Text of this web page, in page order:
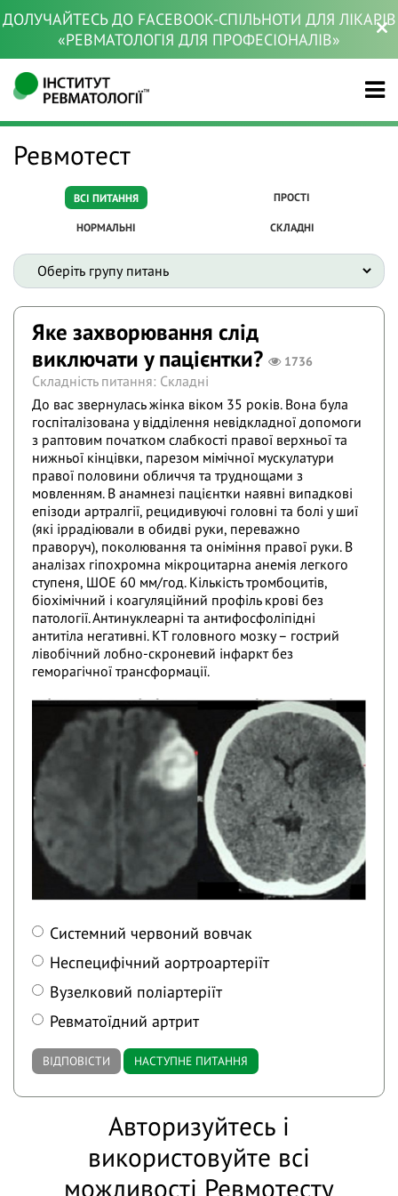
ДОЛУЧАЙТЕСЬ ДО FACEBOOK-СПІЛЬНОТИ ДЛЯ ЛІКАРІВ
«РЕВМАТОЛОГІЯ ДЛЯ ПРОФЕСІОНАЛІВ»
Ревмотест
ВСІ ПИТАННЯ ПРОСТІ
НОРМАЛЬНІ СКЛАДНІ
Яке захворювання слід
виключати у пацієнтки?
1736
Складність питання: Складні
До вас звернулась жінка віком 35 років. Вона була
госпіталізована у відділення невідкладної допомоги
з раптовим початком слабкості правої верхньої та
нижньої кінцівки, парезом мімічної мускулатури
правої половини обличчя та труднощами з
мовленням. В анамнезі пацієнтки наявні випадкові
епізоди артралгії, рецидивуючі головні та болі у шиї
(які іррадіювали в обидві руки, переважно
праворуч), поколювання та оніміння правої руки. В
аналізах гіпохромна мікроцитарна анемія легкого
ступеня, ШОЕ 60 мм/год. Кількість тромбоцитів,
біохімічний і коагуляційний профіль крові без
патології. Антинуклеарні та антифосфоліпідні
антитіла негативні. КТ головного мозку – гострий
лівобічний лобно-скроневий інфаркт без
геморагічної трансформації.
Системний червоний вовчак
Неспецифічний аортроартеріїт
Вузелковий поліартеріїт
Ревматоїдний артрит
ВІДПОВІСТИ НАСТУПНЕ ПИТАННЯ
Авторизуйтесь і
використовуйте всі
можливості Ревмотесту